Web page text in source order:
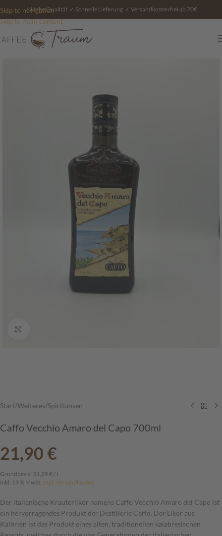
Skip to navigation
Skip to main content
✓ Hohe Qualität ✓ Schnelle Lieferung ✓ Versandkostenfrei ab 70€
Start/Weiteres/Spirituosen
Caffo Vecchio Amaro del Capo 700ml
21,90€
Grundpreis: 31,29 € / l
inkl. 19 % MwSt. zzgl. Versandkosten
Der italienische Kräuterlikör namens Caffo Vecchio Amaro del Capo ist
ein hervorragendes Produkt der Destillerie Caffo. Der Likör aus
Kalbrien ist das Produkt eines alten, traditionellen kalabresischen